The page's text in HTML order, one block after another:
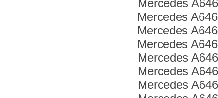
Mercedes
Mercedes
Mercedes
Mercedes
Mercedes
Mercedes
Mercedes